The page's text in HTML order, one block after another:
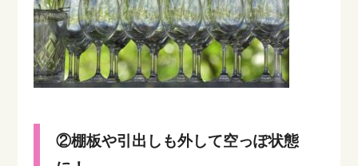
②棚板や引出しも外して空っぽ状態